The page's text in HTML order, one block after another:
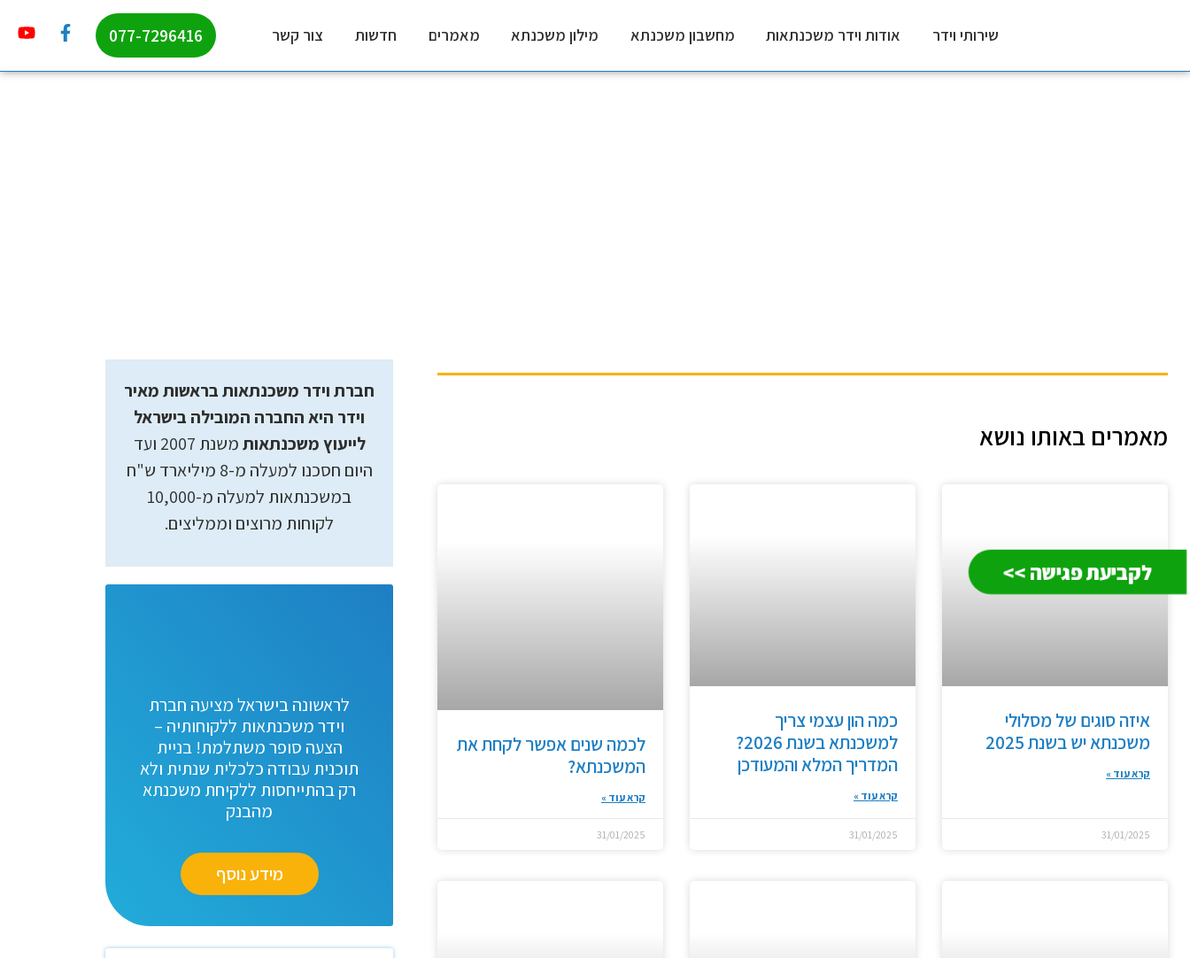
לקביעת פגישה >>
שירותי וידר אודות וידר משכנתאות מחשבון משכנתא מילון משכנתא מאמרים חדשות צור קשר 077-7296416
מאמרים באותו נושא
איזה סוגים של מסלולי
משכנתא יש בשנת 2025
קרא עוד »
31/01/2025
כמה הון עצמי צריך
למשכנתא בשנת 2026?
המדריך המלא והמעודכן
קרא עוד »
31/01/2025
לכמה שנים אפשר לקחת את
המשכנתא?
קרא עוד »
31/01/2025
חברת וידר משכנתאות בראשות מאיר
וידר היא החברה המובילה בישראל
לייעוץ משכנתאות
משנת 2007 ועד
היום חסכנו למעלה מ-8 מיליארד ש"ח
במשכנתאות למעלה מ-10,000
לקוחות מרוצים וממליצים.
לראשונה בישראל מציעה חברת
וידר משכנתאות ללקוחותיה –
הצעה סופר משתלמת! בניית
תוכנית עבודה כלכלית שנתית ולא
רק בהתייחסות ללקיחת משכנתא
מהבנק
מידע נוסף